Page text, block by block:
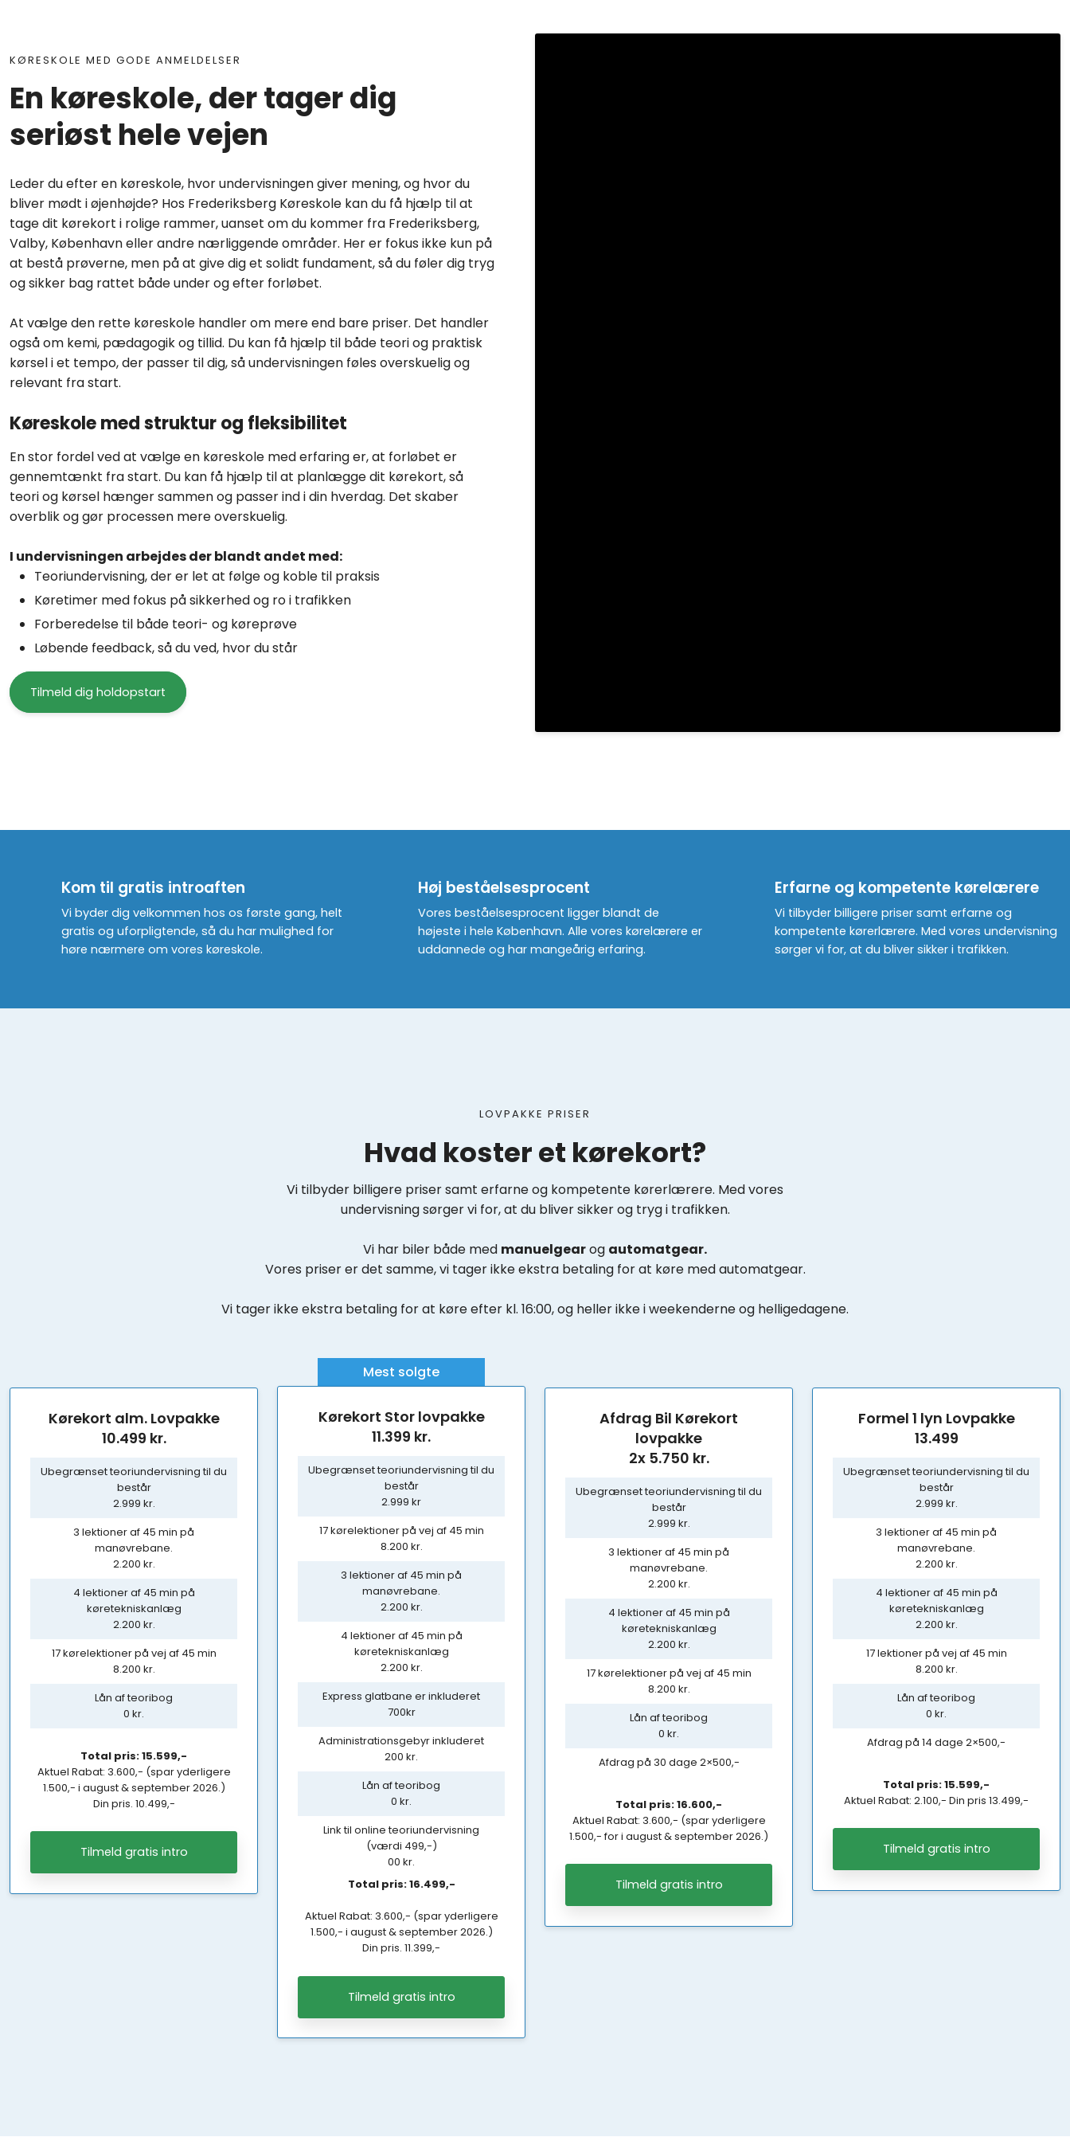
KØRESKOLE MED GODE ANMELDELSER
En køreskole, der tager dig
seriøst hele vejen
Leder du efter en køreskole, hvor undervisningen giver mening, og hvor du
bliver mødt i øjenhøjde? Hos Frederiksberg Køreskole kan du få hjælp til at
tage dit kørek​ort i rolige rammer, uanset om du kommer fra Frederiksberg,
Valby, København eller andre nærliggende områder. Her er fokus ikke kun på
at bestå prøverne, men på at give dig et solidt fundament, så du føler dig tryg
og sikker bag rattet både under og efter forløbet.
At vælge den rette køreskole handler om mere end bare priser. Det handler
også om kemi, pædagogik og tillid. Du kan få hjælp til både teori og praktisk
kørsel i et tempo, der passer til dig, så undervisningen føles overskuelig og
relevant fra start.
Køreskole med struktur og fleksibilitet
En stor fordel ved at vælge en køreskole med erfaring er, at forløbet er
gennemtænkt fra start. Du kan få hjælp til at planlægge dit kørekort, så
teori og kørsel hænger sammen og passer ind i din hverdag. Det skaber
overblik og gør processen mere overskuelig.
I undervisningen arbejdes der blandt andet med:
Teoriundervisning, der er let at følge og koble til praksis
Køretimer med fokus på sikkerhed og ro i trafikken
Forberedelse til både teori- og køreprøve
Løbende feedback, så du ved, hvor du står
Tilmeld dig holdopstart
Kom til gratis introaften
Vi byder dig velkommen hos os første gang, helt
gratis og uforpligtende, så du har mulighed for
høre nærmere om vores køreskole.
Høj beståelsesprocent
Vores beståelsesprocent ligger blandt de
højeste i hele København. Alle vores kørelærere er
uddannede og har mangeårig erfaring.
Erfarne og kompetente kørelærere
Vi tilbyder billigere priser samt erfarne og
kompetente kørerlærere. Med vores undervisning
sørger vi for, at du bliver sikker i trafikken.
LOVPAKKE PRISER
Hvad koster et kørekort?
Vi tilbyder billigere priser samt erfarne og kompetente kørerlærere. Med vores
undervisning sørger vi for, at du bliver sikker og tryg i trafikken.
Vi har biler både med manuelgearog automatgear.
Vores priser er det samme, vi tager ikke ekstra betaling for at køre med automatgear.
Vi tager ikke ekstra betaling for at køre efter kl. 16:00, og heller ikke i weekenderne og helligedagene.
Kørekort alm. Lovpakke
​10.499 kr.
Ubegrænset teoriundervisning til du
består
2.999 kr.
3 lektioner af 45 min på
manøvrebane.
2.200 kr.
4 lektioner af 45 min på
køretekniskanlæg
2.200 kr.
17 kørelektioner på vej af 45 min
8.200 kr.
Lån af teoribog
0 kr.
Total pris: 15.599,-​
​Aktuel Rabat: 3.600,- (spar yderligere
1.500,- i august & september 2026.)
Din pris. 10.499,-
Tilmeld gratis intro
Mest solgte​
Kørekort Stor lovpakke
11.399 kr.
Ubegrænset teoriundervisning til du
består
2.999 kr
17 kørelektioner på vej af 45 min
8.200 kr.
3 lektioner af 45 min på
manøvrebane.
2.200 kr.
4 lektioner af 45 min på
køretekniskanlæg
2.200 kr.
Express glatbane er inkluderet
700kr
Administrationsgebyr inkluderet
200 kr.
Lån af teoribog
0 kr.
Link til online teoriundervisning
(værdi 499,-)
00 kr.
​Total pris: 16.499,-
Aktuel Rabat: 3.600,- (spar yderligere
1.500,- i august & september 2026.)
Din pris. 11.399,-
Tilmeld gratis intro
Afdrag Bil Kørekort
lovpakke
​2x 5.750 kr.
Ubegrænset teoriundervisning til du
består
2.999 kr.
3 lektioner af 45 min på
manøvrebane.
2.200 kr.
4 lektioner af 45 min på
køretekniskanlæg
2.200 kr.
17 kørelektioner på vej af 45 min
8.200 kr.
Lån af teoribog
0 kr.
Afdrag på 30 dage 2×500,-
Total pris: 16.600,-
Aktuel Rabat: 3.600,- (spar yderligere
1.500,- for i august & september 2026.)
Tilmeld gratis intro
Formel 1 lyn Lovpakke
13.499
Ubegrænset teoriundervisning til du
består
2.999 kr.
3 lektioner af 45 min på
manøvrebane.
2.200 kr.
4 lektioner af 45 min på
køretekniskanlæg
2.200 kr.
17 lektioner på vej af 45 min
8.200 kr.
Lån af teoribog
0 kr.
Afdrag på 14 dage 2×500,-
Total pris: 15.599,-
Aktuel Rabat: 2.100,- Din pris 13.499,-
Tilmeld gratis intro